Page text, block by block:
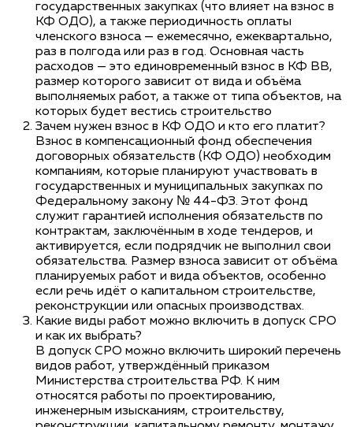
государственных закупках (что влияет на взнос в
КФ ОДО), а также периодичность оплаты
членского взноса — ежемесячно, ежеквартально,
раз в полгода или раз в год. Основная часть
расходов — это единовременный взнос в КФ ВВ,
размер которого зависит от вида и объёма
выполняемых работ, а также от типа объектов, на
которых будет вестись строительство
Зачем нужен взнос в КФ ОДО и кто его платит?
Взнос в компенсационный фонд обеспечения
договорных обязательств (КФ ОДО) необходим
компаниям, которые планируют участвовать в
государственных и муниципальных закупках по
Федеральному закону № 44-ФЗ. Этот фонд
служит гарантией исполнения обязательств по
контрактам, заключённым в ходе тендеров, и
активируется, если подрядчик не выполнил свои
обязательства. Размер взноса зависит от объёма
планируемых работ и вида объектов, особенно
если речь идёт о капитальном строительстве,
реконструкции или опасных производствах.
Какие виды работ можно включить в допуск СРО
и как их выбрать?
В допуск СРО можно включить широкий перечень
видов работ, утверждённый приказом
Министерства строительства РФ. К ним
относятся работы по проектированию,
инженерным изысканиям, строительству,